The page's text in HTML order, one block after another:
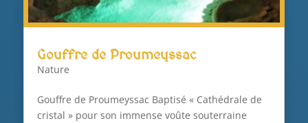
Gouffre de Proumeyssac
Nature
Gouffre de Proumeyssac Baptisé « Cathédrale de
cristal » pour son immense voûte souterraine